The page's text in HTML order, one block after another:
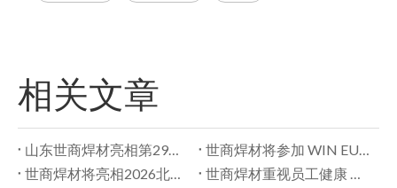
相关文章
山东世商焊材亮相第29届北京·埃森焊接与切割展览会
世商焊材将参加 WIN EURASIA 2026 – 展位 C194 |机器人焊接耗材
世商焊材将亮相2026北京埃森展：我们的展位设计已准备就绪
世商焊材重视员工健康 现场体检